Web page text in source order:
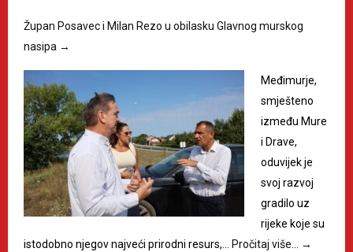
Župan Posavec i Milan Rezo u obilasku Glavnog murskog
nasipa →
Međimurje,
smješteno
između Mure
i Drave,
oduvijek je
svoj razvoj
gradilo uz
rijeke koje su
istodobno njegov najveći prirodni resurs,… Pročitaj više… →